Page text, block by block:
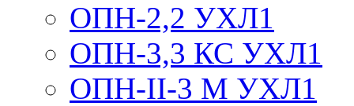
ОПН-2,2 УХЛ1
ОПН-3,3 КС УХЛ1
ОПН-II-3 М УХЛ1